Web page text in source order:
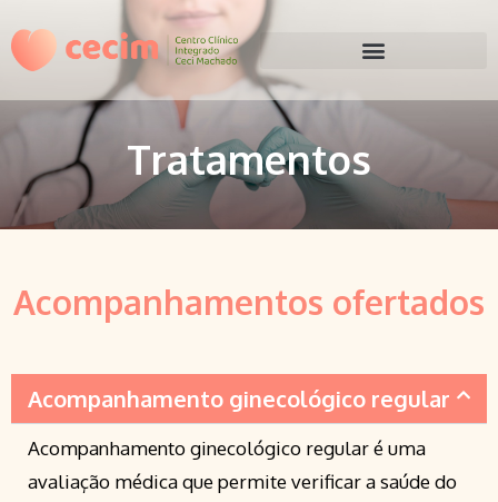
Tratamentos
Acompanhamentos ofertados
Acompanhamento ginecológico regular
Acompanhamento ginecológico regular é uma
avaliação médica que permite verificar a saúde do